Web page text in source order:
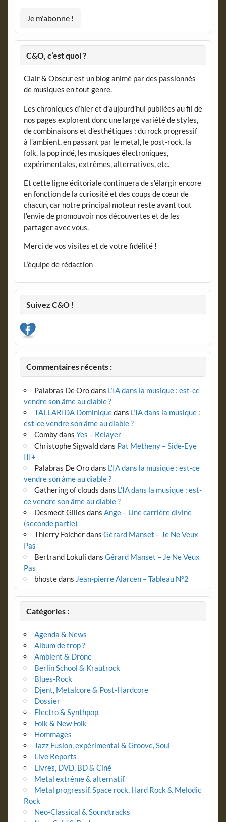
C&O, c’est quoi ?
Clair & Obscur est un blog animé par des passionnés
de musiques en tout genre.
Les chroniques d’hier et d’aujourd’hui publiées au fil de
nos pages explorent donc une large variété de styles,
de combinaisons et d’esthétiques : du rock progressif
à l’ambient, en passant par le metal, le post-rock, la
folk, la pop indé, les musiques électroniques,
expérimentales, extrêmes, alternatives, etc.
Et cette ligne éditoriale continuera de s’élargir encore
en fonction de la curiosité et des coups de cœur de
chacun, car notre principal moteur reste avant tout
l’envie de promouvoir nos découvertes et de les
partager avec vous.
Merci de vos visites et de votre fidélité !
L’équipe de rédaction
Suivez C&O !
Commentaires récents :
Palabras De Orodans L’IA dans la musique : est-ce
vendre son âme au diable ?
TALLARIDA Dominiquedans L’IA dans la musique :
est-ce vendre son âme au diable ?
Combydans Yes – Relayer
Christophe Sigwalddans Pat Metheny – Side-Eye
III+
Palabras De Orodans L’IA dans la musique : est-ce
vendre son âme au diable ?
Gathering of clouds dans L’IA dans la musique : est-
ce vendre son âme au diable ?
Desmedt Gilles dans Ange – Une carrière divine
(seconde partie)
Thierry Folcherdans Gérard Manset – Je Ne Veux
Pas
Bertrand Lokuli dans Gérard Manset – Je Ne Veux
Pas
bhostedans Jean-pierre Alarcen – Tableau N°2
Catégories :
Agenda & News
Album de trop ?
Ambient & Drone
Berlin School & Krautrock
Blues-Rock
Djent, Metalcore & Post-Hardcore
Dossier
Electro & Synthpop
Folk & New Folk
Hommages
Jazz Fusion, expérimental & Groove, Soul
Live Reports
Livres, DVD, BD & Ciné
Metal extrême & alternatif
Metal progressif, Space rock, Hard Rock & Melodic
Rock
Neo-Classical & Soundtracks